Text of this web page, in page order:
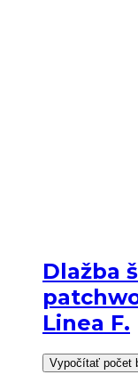
Dlažba
Linea F.
Vypočítať počet